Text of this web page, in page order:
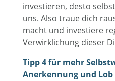
investieren, desto
uns. Also traue dich
macht und investiere
Verwirklichung dieser
Tipp 4 für mehr
Anerkennung und Lob